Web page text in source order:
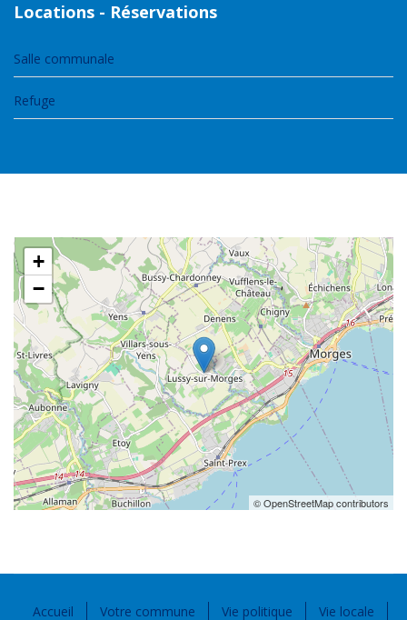
Locations - Réservations
Salle communale
Refuge
+
−
© OpenStreetMap contributors
Accueil Votre commune Vie politique Vie locale